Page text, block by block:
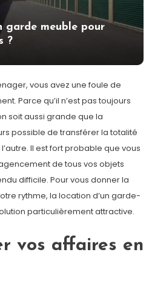
garde meuble pour
?
vous avez une foule de
Parce qu’il n’est pas toujours
soit aussi grande que la
possible de transférer la totalité
Il est fort probable que vous
de tous vos objets
difficile. Pour vous donner la
rythme, la location d’un garde-
particulièrement attractive.
vos affaires en